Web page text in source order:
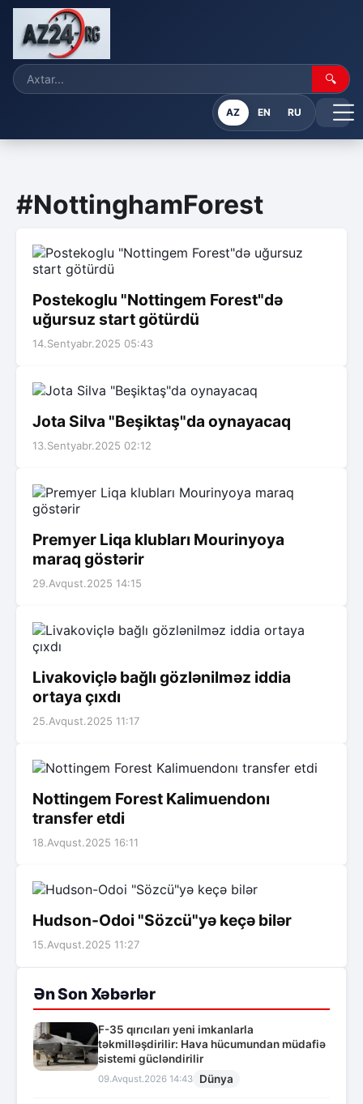
🔍
AZ EN RU
#NottinghamForest
Postekoglu "Nottingem Forest"də
uğursuz start götürdü
14.Sentyabr.2025 05:43
Jota Silva "Beşiktaş"da oynayacaq
13.Sentyabr.2025 02:12
Premyer Liqa klubları Mourinyoya
maraq göstərir
29.Avqust.2025 14:15
Livakoviçlə bağlı gözlənilməz iddia
ortaya çıxdı
25.Avqust.2025 11:17
Nottingem Forest Kalimuendonı
transfer etdi
18.Avqust.2025 16:11
Hudson-Odoi "Sözcü"yə keçə bilər
15.Avqust.2025 11:27
Ən Son Xəbərlər
F-35 qırıcıları yeni imkanlarla
təkmilləşdirilir: Hava hücumundan müdafiə
sistemi gücləndirilir
09.Avqust.2026 14:43 Dünya